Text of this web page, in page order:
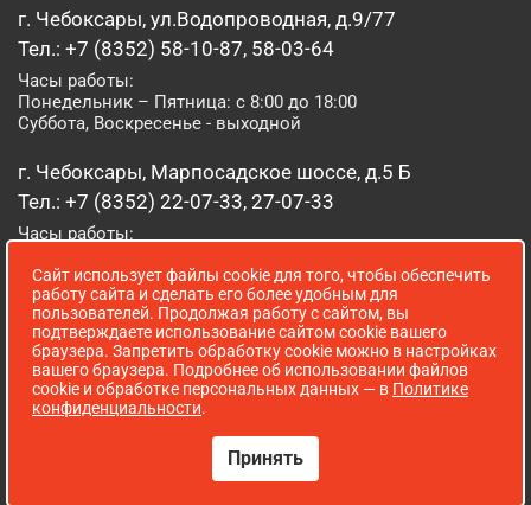
г. Чебоксары, ул.Водопроводная, д.9/77
Тел.: +7 (8352) 58-10-87, 58-03-64
Часы работы:
Понедельник – Пятница: с 8:00 до 18:00
Суббота, Воскресенье - выходной
г. Чебоксары, Марпосадское шоссе, д.5 Б
Тел.: +7 (8352) 22-07-33, 27-07-33
Часы работы:
Суббота, Воскресенье: с 8:00 до 16:00
г. Йошкар-Ола, ул. Луначарского, д. 52 А
Тел.: (8362) 41-07-31
Часы работы:
Понедельник – Пятница: с 8:00 до 18:00
Сопровождение сайта WebStroy
Сайт использует файлы cookie для того, чтобы обеспечить
работу сайта и сделать его более удобным для
пользователей. Продолжая работу с сайтом, вы
подтверждаете использование сайтом cookie вашего
браузера. Запретить обработку cookie можно в настройках
вашего браузера. Подробнее об использовании файлов
cookie и обработке персональных данных — в Политике
конфиденциальности.
Принять